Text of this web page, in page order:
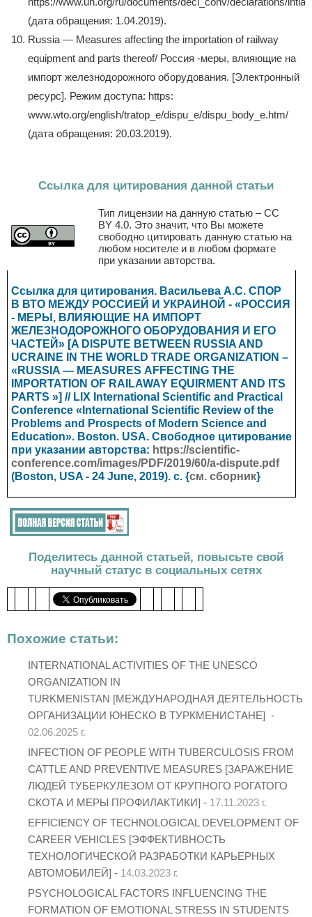
(дата обращения: 1.04.2019).
Russia — Measures affecting the importation of railway
equipment and parts thereof/ Россия -меры, влияющие на
импорт железнодорожного оборудования. [Электронный
ресурс]. Режим доступа: https:
www.wto.org/english/tratop_e/dispu_e/dispu_body_e.htm/
(дата обращения: 20.03.2019).
Ссылка для цитирования данной статьи
Тип лицензии на данную статью – CC
BY 4.0. Это значит, что Вы можете
свободно цитировать данную статью на
любом носителе и в любом формате
при указании авторства.
Ссылка для цитирования. Васильева А.С. СПОР
В ВТО МЕЖДУ РОССИЕЙ И УКРАИНОЙ - «РОССИЯ
- МЕРЫ, ВЛИЯЮЩИЕ НА ИМПОРТ
ЖЕЛЕЗНОДОРОЖНОГО ОБОРУДОВАНИЯ И ЕГО
ЧАСТЕЙ» [A DISPUTE BETWEEN RUSSIA AND
UCRAINE IN THE WORLD TRADE ORGANIZATION –
«RUSSIA — MEASURES AFFECTING THE
IMPORTATION OF RAILAWAY EQUIRMENT AND ITS
PARTS »] // LIX International Scientific and Practical
Conference «International Scientific Review of the
Problems and Prospects of Modern Science and
Education». Boston. USA. Свободное цитирование
при указании авторства: https://scientific-
conference.com/images/PDF/2019/60/a-dispute.pdf
(Boston, USA - 24 June, 2019). с. {см. сборник}
Поделитесь данной статьей, повысьте свой
научный статус в социальных сетях
Похожие статьи:
INTERNATIONAL ACTIVITIES OF THE UNESCO
ORGANIZATION IN
TURKMENISTAN [МЕЖДУНАРОДНАЯ ДЕЯТЕЛЬНОСТЬ
ОРГАНИЗАЦИИ ЮНЕСКО В ТУРКМЕНИСТАНЕ] -
02.06.2025 г.
INFECTION OF PEOPLE WITH TUBERCULOSIS FROM
CATTLE AND PREVENTIVE MEASURES [ЗАРАЖЕНИЕ
ЛЮДЕЙ ТУБЕРКУЛЕЗОМ ОТ КРУПНОГО РОГАТОГО
СКОТА И МЕРЫ ПРОФИЛАКТИКИ] - 17.11.2023 г.
EFFICIENCY OF TECHNOLOGICAL DEVELOPMENT OF
CAREER VEHICLES [ЭФФЕКТИВНОСТЬ
ТЕХНОЛОГИЧЕСКОЙ РАЗРАБОТКИ КАРЬЕРНЫХ
АВТОМОБИЛЕЙ] - 14.03.2023 г.
PSYCHOLOGICAL FACTORS INFLUENCING THE
FORMATION OF EMOTIONAL STRESS IN STUDENTS